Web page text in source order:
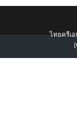
ไทยครีเอ
[